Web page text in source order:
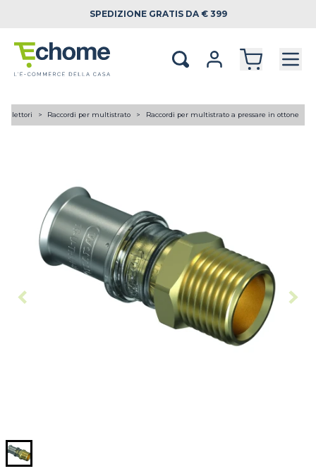
SPEDIZIONE GRATIS DA € 399
collettori Raccordi per multistrato Raccordi per multistrato a pressare in ottone